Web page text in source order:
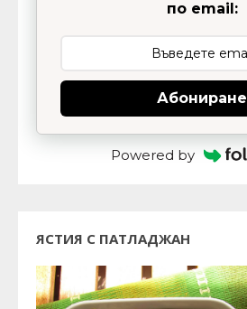
по email:
Абониране
Powered by
ЯСТИЯ С ПАТЛАДЖАН